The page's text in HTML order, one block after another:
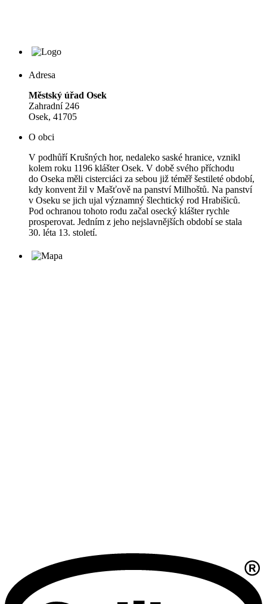
Adresa
Městský úřad Osek
Zahradní 246
Osek, 41705
O obci
V podhůří Krušných hor, nedaleko saské hranice, vznikl
kolem roku 1196 klášter Osek. V době svého příchodu
do Oseka měli cisterciáci za sebou již téměř šestileté období,
kdy konvent žil v Mašťově na panství Milhoštů. Na panství
v Oseku se jich ujal významný šlechtický rod Hrabišiců.
Pod ochranou tohoto rodu začal osecký klášter rychle
prosperovat. Jedním z jeho nejslavnějších období se stala
30. léta 13. století.